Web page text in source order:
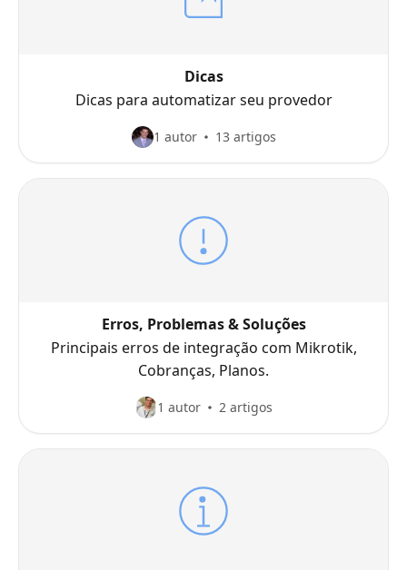
Dicas
Dicas para automatizar seu provedor
1 autor 13 artigos
Erros, Problemas & Soluções
Principais erros de integração com Mikrotik,
Cobranças, Planos.
1 autor 2 artigos